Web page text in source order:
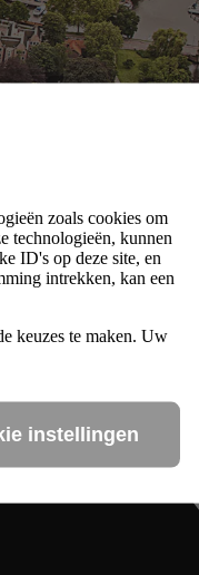
zoals cookies om
technologieën, kunnen
ID's op deze site, en
intrekken, kan een
keuzes te maken. Uw
instellingen